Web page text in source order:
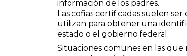
información de los padres.
Las cofias certificadas suelen
utilizan para obtener una
estado o el gobierno federal.
Situaciones comunes en las